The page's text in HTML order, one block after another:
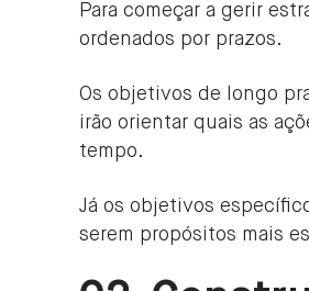
Para começar a gerir
ordenados por prazos.
Os objetivos de longo
irão orientar quais as
tempo.
Já os objetivos
serem propósitos mais